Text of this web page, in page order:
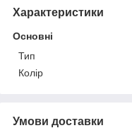
Характеристики
Основні
Тип
Колір
Умови доставки